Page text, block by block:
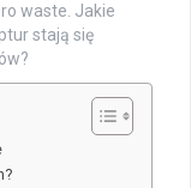
waste. Jakie
stają się